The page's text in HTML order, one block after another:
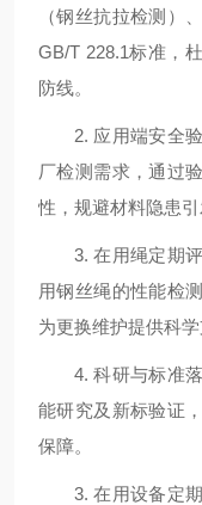
（钢丝抗拉检测）
GB/T 228.1标准，
防线。
2. 应用端安全
厂检测需求，通过
性，规避材料隐患
3. 在用绳定期
用钢丝绳的性能检
为更换维护提供科
4. 科研与标准
能研究及新标验证
保障。
3. 在用设备定